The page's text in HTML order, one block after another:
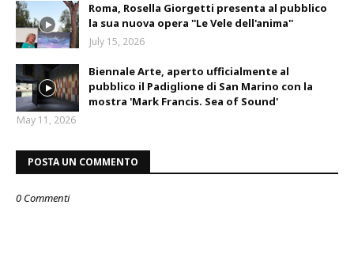
Roma, Rosella Giorgetti presenta al pubblico
la sua nuova opera ''Le Vele dell'anima''
July 15, 2026
Biennale Arte, aperto ufficialmente al
pubblico il Padiglione di San Marino con la
mostra 'Mark Francis. Sea of Sound'
May 11, 2026
POSTA UN COMMENTO
0 Commenti